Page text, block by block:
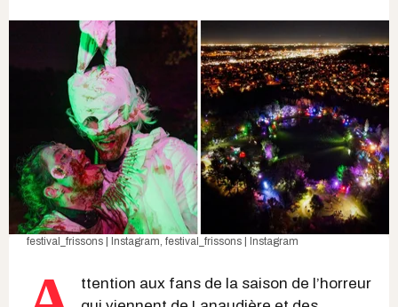
festival_frissons | Instagram festival_frissons | Instagram
ttention aux fans de la saison de l’horreur